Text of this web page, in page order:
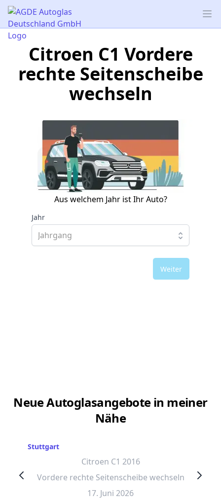
AGDE Autoglas Deutschland GmbH
Citroen C1 Vordere
rechte Seitenscheibe
wechseln
Aus welchem Jahr ist Ihr Auto?
Jahr
Weiter
Neue Autoglasangebote in meiner
Nähe
Stuttgart
Citroen C1 2016
Vordere rechte Seitenscheibe wechseln
17. Juni 2026